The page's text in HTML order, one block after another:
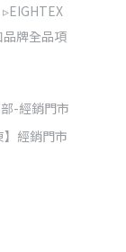
▹EIGHTEX
牌全品項
-經銷門市
經銷門市